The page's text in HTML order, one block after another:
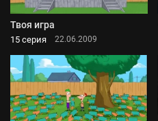
Твоя игра
15 серия 22.06.2009